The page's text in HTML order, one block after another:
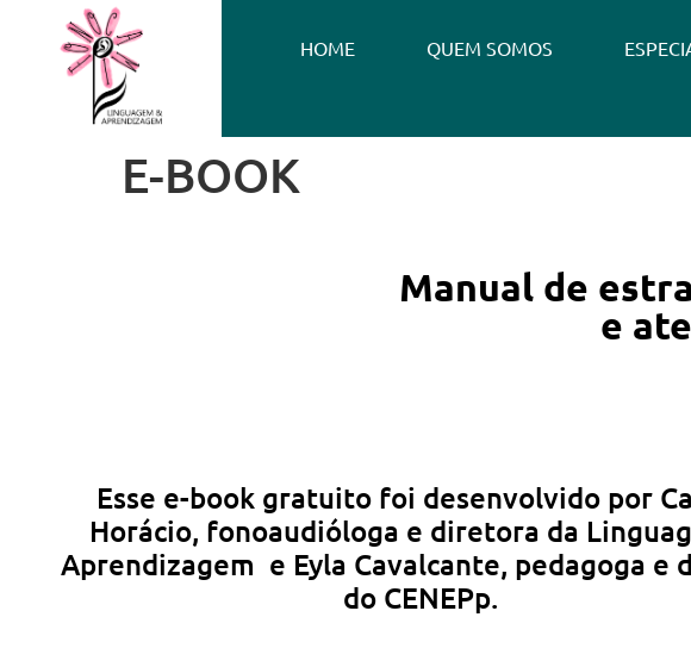
HOME QUEM SOMOS
E-BOOK
Manual de
e
Esse e-book gratuito foi desenvolvido por
Horácio, fonoaudióloga e diretora da
Aprendizagem e Eyla Cavalcante, pedagoga e
do CENEPp.